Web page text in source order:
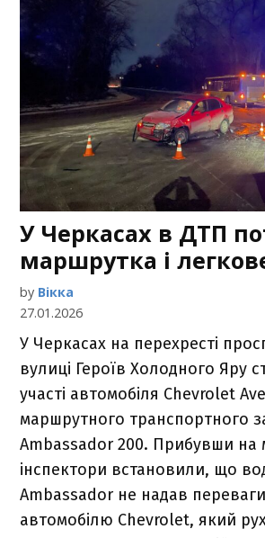
У Черкасах в ДТП
маршрутка і
by Вікка
27.01.2026
У Черкасах на перехресті
вулиці Героїв Холодного Яру
участі автомобіля Chevrolet
маршрутного транспортного
Ambassador 200. Прибувши на
інспектори встановили, що
Ambassador не надав переваги
автомобілю Chevrolet, який